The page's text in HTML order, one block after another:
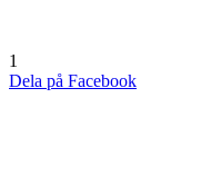
1
Dela på Facebook